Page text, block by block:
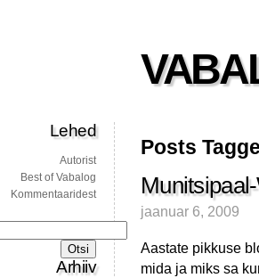
Posts
jaanuar 6, 2009
Aastate pikkuse
mida ja miks sa
Lehed
Autorist
Best of Vabalog
Kommentaaridest
Arhiiv